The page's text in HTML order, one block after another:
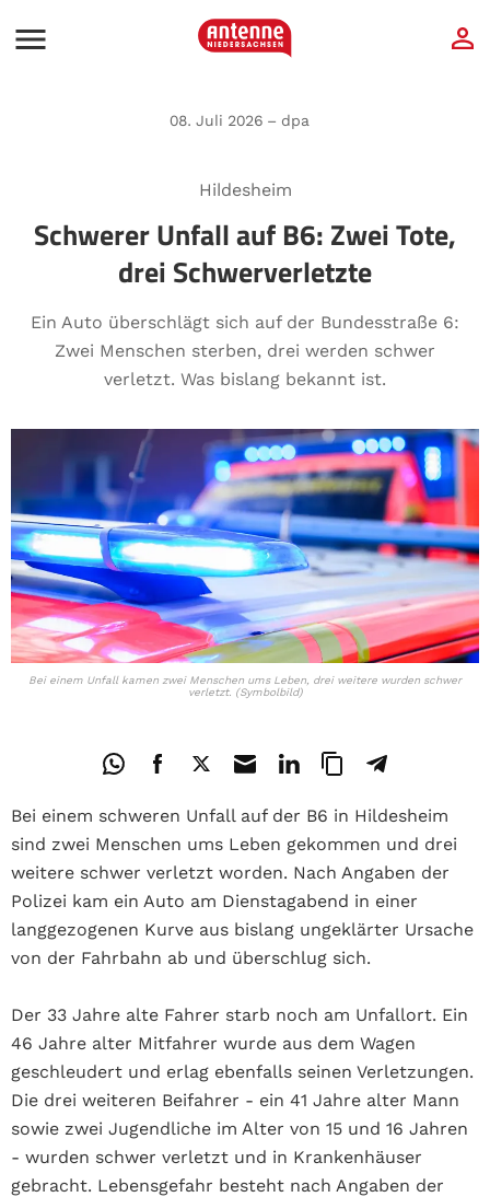
08. Juli 2026 – dpa
Hildesheim
Schwerer Unfall auf B6: Zwei Tote,
drei Schwerverletzte
Ein Auto überschlägt sich auf der Bundesstraße 6:
Zwei Menschen sterben, drei werden schwer
verletzt. Was bislang bekannt ist.
Bei einem Unfall kamen zwei Menschen ums Leben, drei weitere wurden schwer
verletzt. (Symbolbild)
Bei einem schweren Unfall auf der B6 in Hildesheim
sind zwei Menschen ums Leben gekommen und drei
weitere schwer verletzt worden. Nach Angaben der
Polizei kam ein Auto am Dienstagabend in einer
langgezogenen Kurve aus bislang ungeklärter Ursache
von der Fahrbahn ab und überschlug sich.
Der 33 Jahre alte Fahrer starb noch am Unfallort. Ein
46 Jahre alter Mitfahrer wurde aus dem Wagen
geschleudert und erlag ebenfalls seinen Verletzungen.
Die drei weiteren Beifahrer - ein 41 Jahre alter Mann
sowie zwei Jugendliche im Alter von 15 und 16 Jahren
- wurden schwer verletzt und in Krankenhäuser
gebracht. Lebensgefahr besteht nach Angaben der